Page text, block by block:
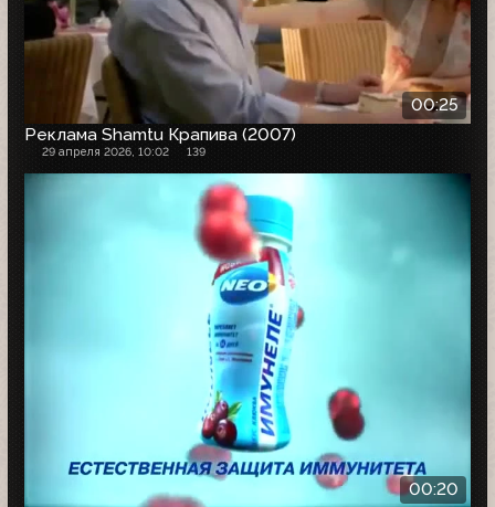
00:25
Реклама Shamtu Крапива (2007)
29 апреля 2026, 10:02 139
00:20